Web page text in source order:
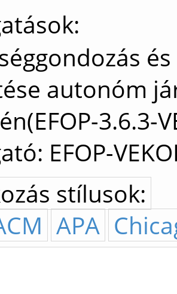
autonóm
3.6.3-
EFOP-
stílusok:
APA